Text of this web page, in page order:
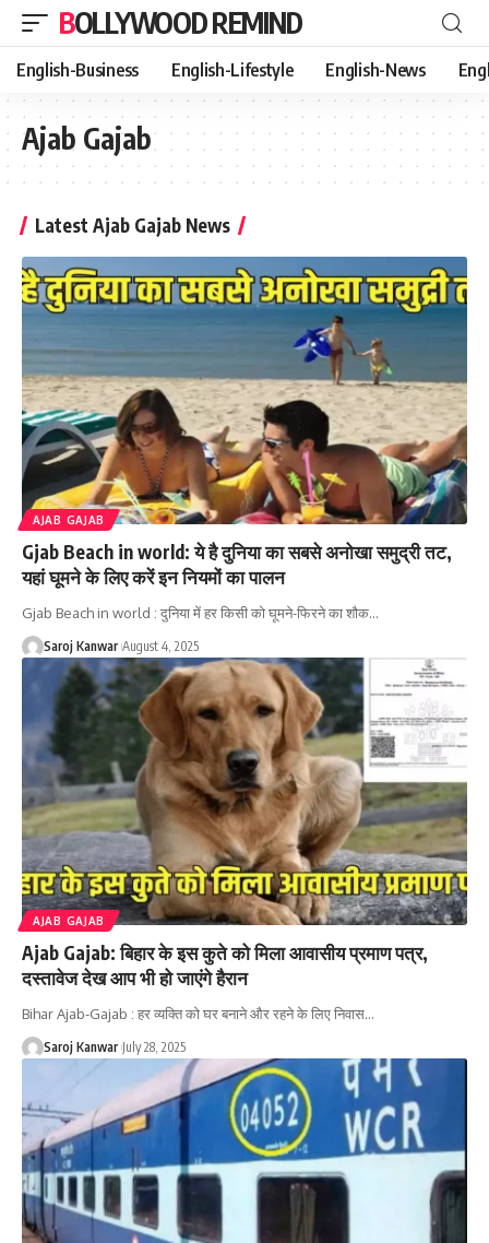
BOLLYWOOD REMIND
English-Business English-Lifestyle English-News
Ajab Gajab
Latest Ajab Gajab News
AJAB GAJAB
Gjab Beach in world: ये है दुनिया का सबसे अनोखा समुद्री तट,
यहां घूमने के लिए करें इन नियमों का पालन
Gjab Beach in world : दुनिया में हर किसी को घूमने-फिरने का शौक…
Saroj Kanwar August 4, 2025
AJAB GAJAB
Ajab Gajab: बिहार के इस कुते को मिला आवासीय प्रमाण पत्र,
दस्तावेज देख आप भी हो जाएंगे हैरान
Bihar Ajab-Gajab : हर व्यक्ति को घर बनाने और रहने के लिए निवास…
Saroj Kanwar July 28, 2025